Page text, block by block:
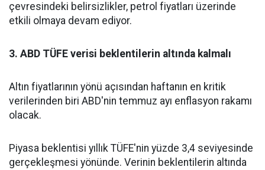
çevresindeki belirsizlikler, petrol fiyatları üzerinde
etkili olmaya devam ediyor.
3. ABD TÜFE verisi beklentilerin altında kalmalı
Altın fiyatlarının yönü açısından haftanın en kritik
verilerinden biri ABD'nin temmuz ayı enflasyon rakamı
olacak.
Piyasa beklentisi yıllık TÜFE'nin yüzde 3,4 seviyesinde
gerçekleşmesi yönünde. Verinin beklentilerin altında